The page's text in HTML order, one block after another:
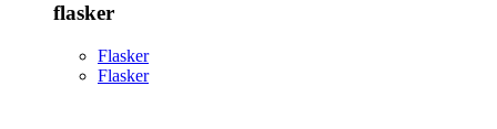
flasker
Flasker
Flasker